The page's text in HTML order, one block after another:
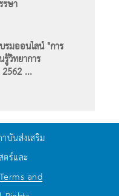
ษา
มออนไลน์ "การ
รู้วิทยาการ
...
บันส่งเสริม
ร์และ
and